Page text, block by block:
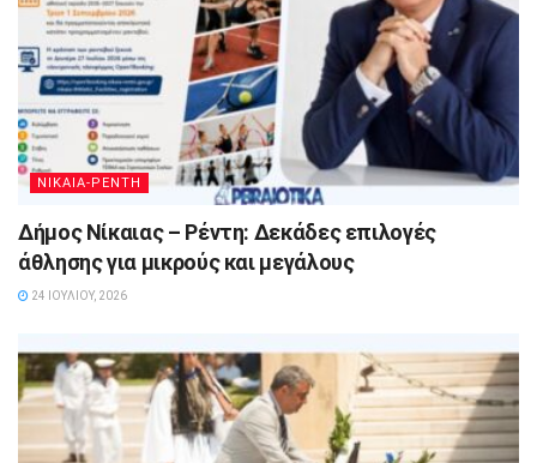
ΝΙΚΑΙΑ-ΡΕΝΤΗ
Δήμος Νίκαιας – Ρέντη: Δεκάδες επιλογές
άθλησης για μικρούς και μεγάλους
24 ΙΟΥΛΊΟΥ, 2026